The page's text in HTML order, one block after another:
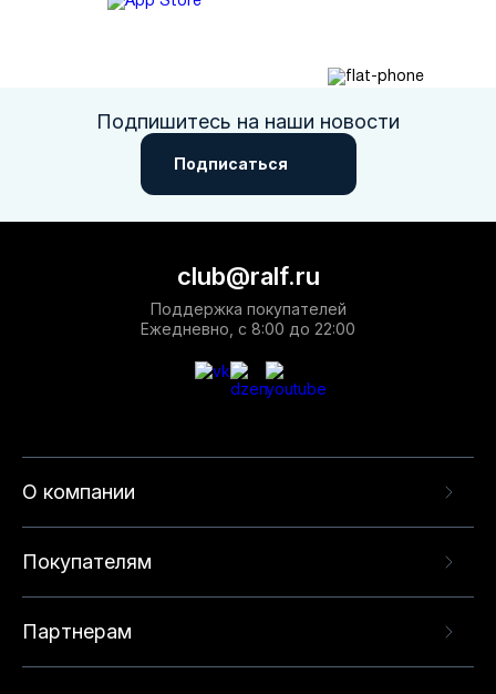
Подпишитесь на наши новости
Подписаться
О компании
Покупателям
Партнерам
club@ralf.ru
Поддержка покупателей
Ежедневно, с 8:00 до 22:00